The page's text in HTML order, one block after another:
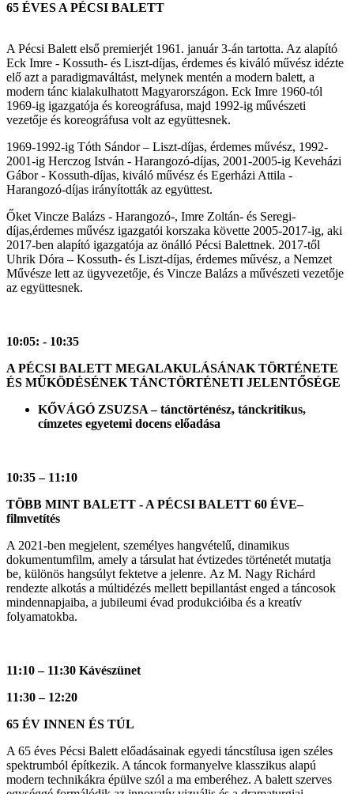
65 ÉVES A PÉCSI BALETT
A Pécsi Balett első premierjét 1961. január 3-án tartotta. Az alapító
Eck Imre - Kossuth- és Liszt-díjas, érdemes és kiváló művész idézte
elő azt a paradigmaváltást, melynek mentén a modern balett, a
modern tánc kialakulhatott Magyarországon. Eck Imre 1960-tól
1969-ig igazgatója és koreográfusa, majd 1992-ig művészeti
vezetője és koreográfusa volt az együttesnek.
1969-1992-ig Tóth Sándor – Liszt-díjas, érdemes művész, 1992-
2001-ig Herczog István - Harangozó-díjas, 2001-2005-ig Keveházi
Gábor - Kossuth-díjas, kiváló művész és Egerházi Attila -
Harangozó-díjas irányították az együttest.
Őket Vincze Balázs - Harangozó-, Imre Zoltán- és Seregi-
díjas,érdemes művész igazgatói korszaka követte 2005-2017-ig, aki
2017-ben alapító igazgatója az önálló Pécsi Balettnek. 2017-től
Uhrik Dóra – Kossuth- és Liszt-díjas, érdemes művész, a Nemzet
Művésze lett az ügyvezetője, és Vincze Balázs a művészeti vezetője
az együttesnek.
10:05: - 10:35
A PÉCSI BALETT MEGALAKULÁSÁNAK TÖRTÉNETE
ÉS MŰKÖDÉSÉNEK TÁNCTÖRTÉNETI JELENTŐSÉGE
KŐVÁGÓ ZSUZSA – tánctörténész, tánckritikus,
címzetes egyetemi docens előadása
10:35 – 11:10
TÖBB MINT BALETT - A PÉCSI BALETT 60 ÉVE–
filmvetítés
A 2021-ben megjelent, személyes hangvételű, dinamikus
dokumentumfilm, amely a társulat hat évtizedes történetét mutatja
be, különös hangsúlyt fektetve a jelenre. Az M. Nagy Richárd
rendezte alkotás a múltidézés mellett bepillantást enged a táncosok
mindennapjaiba, a jubileumi évad produkcióiba és a kreatív
folyamatokba.
11:10 – 11:30 Kávészünet
11:30 – 12:20
65 ÉV INNEN ÉS TÚL
A 65 éves Pécsi Balett előadásainak egyedi táncstílusa igen széles
spektrumból építkezik. A táncok formanyelve klasszikus alapú
modern technikákra épülve szól a ma emberéhez. A balett szerves